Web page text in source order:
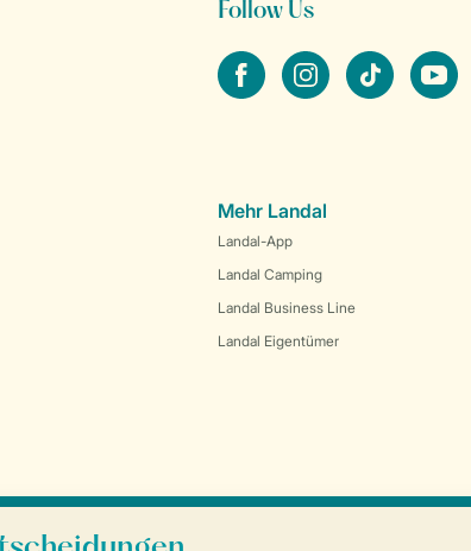
Follow Us
facebookinstagramtiktok youtube
Mehr Landal
Landal-App
Landal Camping
Landal Business Line
Landal Eigentümer